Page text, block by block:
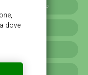
di Milano
verdi